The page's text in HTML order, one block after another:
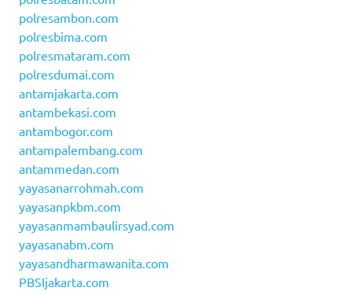
polresambon.com
polresbima.com
polresmataram.com
polresdumai.com
antamjakarta.com
antambekasi.com
antambogor.com
antampalembang.com
antammedan.com
yayasanarrohmah.com
yayasanpkbm.com
yayasanmambaulirsyad.com
yayasanabm.com
yayasandharmawanita.com
PBSIjakarta.com